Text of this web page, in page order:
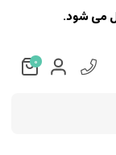
می شود.
0